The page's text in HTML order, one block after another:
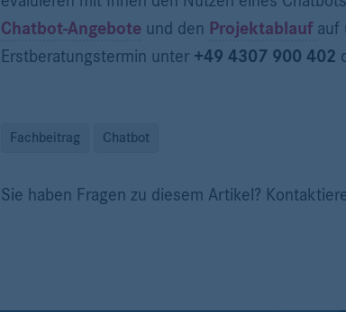
Chatbot-Angebote und den Projektablauf auf
Erstberatungstermin unter +49 4307 900 402
Fachbeitrag Chatbot
Sie haben Fragen zu diesem Artikel?